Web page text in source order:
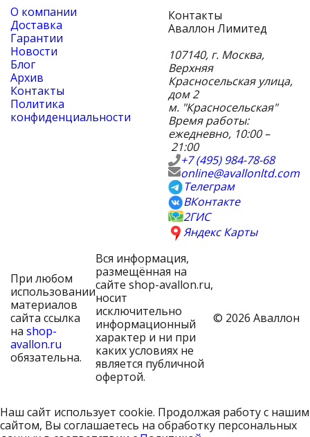
О компании
Доставка
Гарантии
Новости
Блог
Архив
Контакты
Политика
конфиденциальности
Контакты
Аваллон Лимитед
107140, г. Москва,
Верхняя
Красносельская улица,
дом 2
м. "Красносельская"
Время работы:
ежедневно, 10:00 –
21:00
+7 (495) 984-78-68
online@avallonltd.com
Телеграм
ВКонтакте
2ГИС
Яндекс Карты
При любом
использовании
материалов
сайта ссылка
на shop-
avallon.ru
обязательна.
Вся информация,
размещённая на
сайте shop-avallon.ru,
носит
исключительно
информационный
характер и ни при
каких условиях не
является публичной
офертой.
© 2026 Аваллон
Наш сайт использует cookie. Продолжая работу с нашим
сайтом, Вы соглашаетесь на обработку персональных